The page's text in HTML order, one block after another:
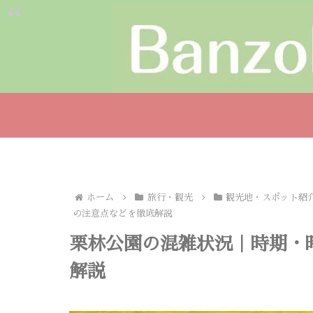
ホーム 旅行・観光
観光地・スポット紹
の注意点などを徹底解説
栗林公園の混雑状況｜時期
解説